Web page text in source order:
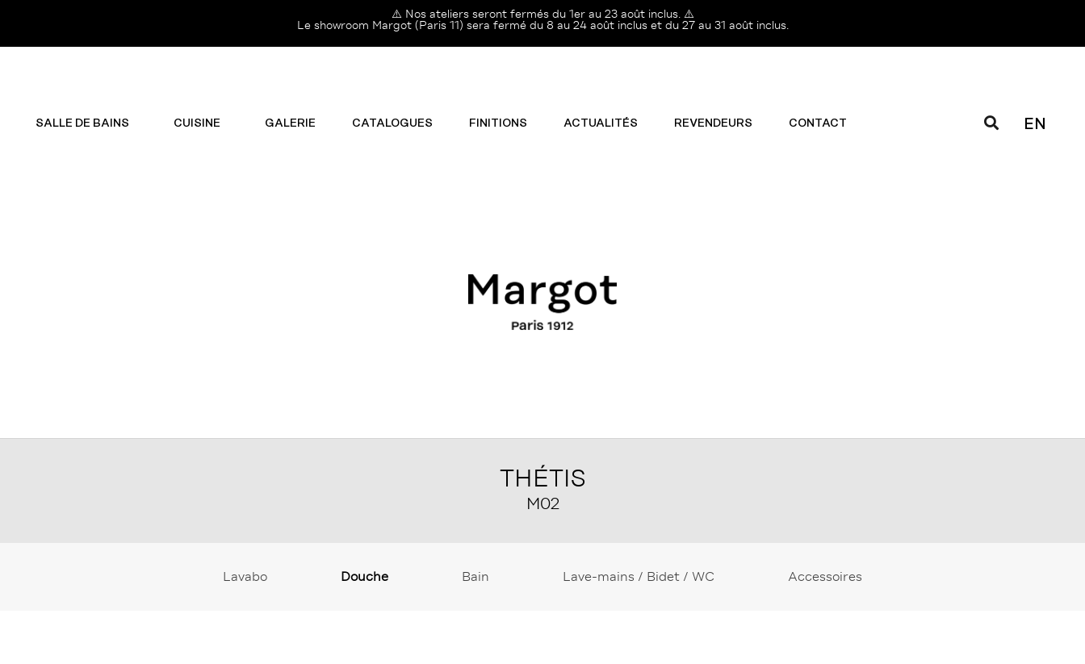
⚠️ Nos ateliers seront fermés du 1er au 23 août inclus. ⚠️
Le showroom Margot (Paris 11) sera fermé du 8 au 24 août inclus et du 27 au 31 août inclus.
SALLE DE BAINS CUISINE GALERIE CATALOGUES FINITIONS ACTUALITÉS REVENDEURS CONTACT EN
THÉTIS
M02
Lavabo Douche Bain Lave-mains / Bidet / WC Accessoires